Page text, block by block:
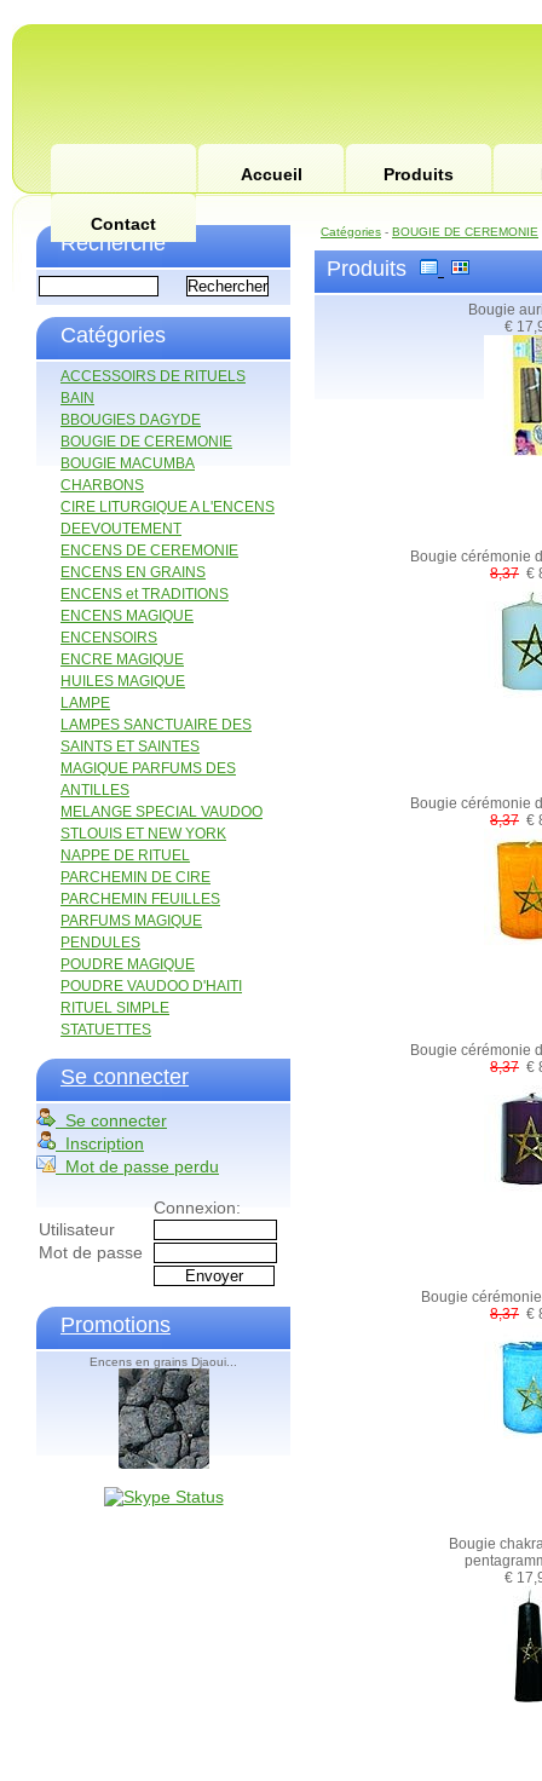
Accueil Produits
Contact
Recherche
Catégories
ACCESSOIRS DE RITUELS
BAIN
BBOUGIES DAGYDE
BOUGIE DE CEREMONIE
BOUGIE MACUMBA
CHARBONS
CIRE LITURGIQUE A L'ENCENS
DEEVOUTEMENT
ENCENS DE CEREMONIE
ENCENS EN GRAINS
ENCENS et TRADITIONS
ENCENS MAGIQUE
ENCENSOIRS
ENCRE MAGIQUE
HUILES MAGIQUE
LAMPE
LAMPES SANCTUAIRE DES
SAINTS ET SAINTES
MAGIQUE PARFUMS DES
ANTILLES
MELANGE SPECIAL VAUDOO
STLOUIS ET NEW YORK
NAPPE DE RITUEL
PARCHEMIN DE CIRE
PARCHEMIN FEUILLES
PARFUMS MAGIQUE
PENDULES
POUDRE MAGIQUE
POUDRE VAUDOO D'HAITI
RITUEL SIMPLE
STATUETTES
Se connecter
Se connecter
Inscription
Mot de passe perdu
Connexion:
Utilisateur
Mot de passe
Promotions
Encens en grains Djaoui...
Catégories - BOUGIE DE CEREMONIE
Produits
Bougie
€
Bougie cérémonie
8,37 €
Bougie cérémonie
8,37 €
Bougie cérémonie
8,37 €
Bougie
8,37 €
Bougie
€